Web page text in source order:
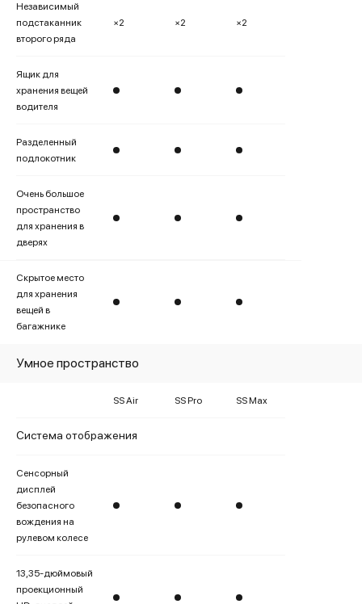
Независимый
подстаканник
второго ряда
×2 ×2 ×2
Ящик для
хранения вещей
водителя
Разделенный
подлокотник
Очень большое
пространство
для хранения в
дверях
Скрытое место
для хранения
вещей в
багажнике
Умное пространство
SS Air SS Pro SS Max
Система отображения
Сенсорный
дисплей
безопасного
вождения на
рулевом колесе
13,35-дюймовый
проекционный